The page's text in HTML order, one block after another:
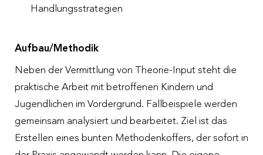
Handlungsstrategien
Aufbau/Methodik
Neben der Vermittlung von Theorie-Input steht die
praktische Arbeit mit betroffenen Kindern und
Jugendlichen im Vordergrund. Fallbeispiele werden
gemeinsam analysiert und bearbeitet. Ziel ist das
Erstellen eines bunten Methodenkoffers, der sofort in